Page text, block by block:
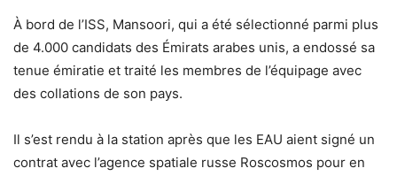
À bord de l’ISS, Mansoori, qui a été sélectionné parmi plus
de 4.000 candidats des Émirats arabes unis, a endossé sa
tenue émiratie et traité les membres de l’équipage avec
des collations de son pays.
Il s’est rendu à la station après que les EAU aient signé un
contrat avec l’agence spatiale russe Roscosmos pour en